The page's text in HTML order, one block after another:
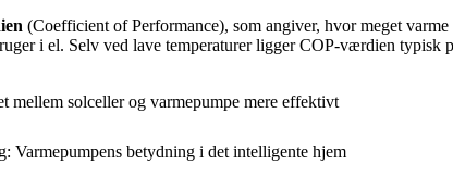
(Coefficient of Performance), som angiver, hvor meget
i el. Selv ved lave temperaturer ligger COP-værdien typisk
mellem solceller og varmepumpe mere effektivt
Varmepumpens betydning i det intelligente hjem